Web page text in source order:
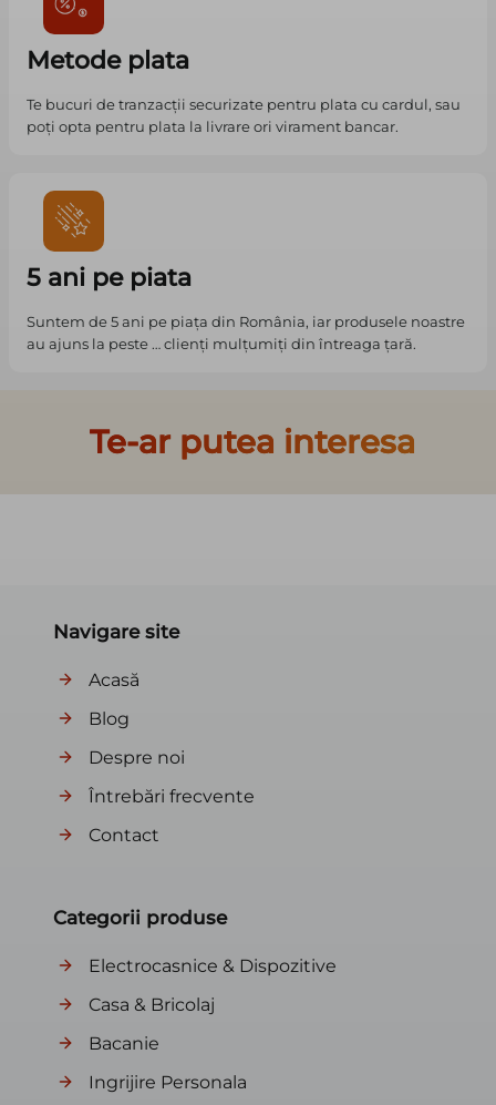
Metode plata
Te bucuri de tranzacții securizate pentru plata cu cardul, sau
poți opta pentru plata la livrare ori virament bancar.
5 ani pe piata
Suntem de 5 ani pe piața din România, iar produsele noastre
au ajuns la peste … clienți mulțumiți din întreaga țară.
Te-ar putea interesa
Navigare site
Acasă
Blog
Despre noi
Întrebări frecvente
Contact
Categorii produse
Electrocasnice & Dispozitive
Casa & Bricolaj
Bacanie
Ingrijire Personala